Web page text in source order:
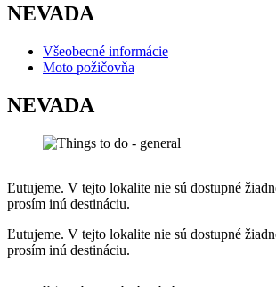
NEVADA
Všeobecné informácie
Moto požičovňa
NEVADA
Ľutujeme. V tejto lokalite nie sú dostupné
prosím inú destináciu.
Ľutujeme. V tejto lokalite nie sú dostupné
prosím inú destináciu.